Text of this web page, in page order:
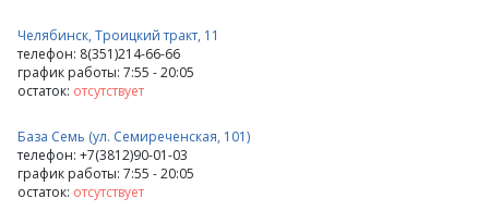
Челябинск, Троицкий тракт, 11
телефон: 8(351)214-66-66
график работы: 7:55 - 20:05
остаток: отсутствует
База Семь (ул. Семиреченская, 101)
телефон: +7(3812)90-01-03
график работы: 7:55 - 20:05
остаток: отсутствует